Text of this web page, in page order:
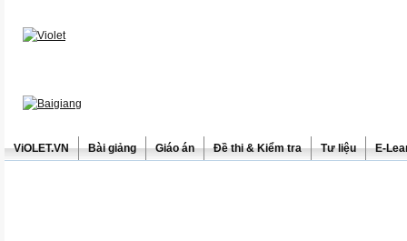
ViOLET.VN Bài giảng Giáo án Đề thi & Kiểm tra Tư liệu E-